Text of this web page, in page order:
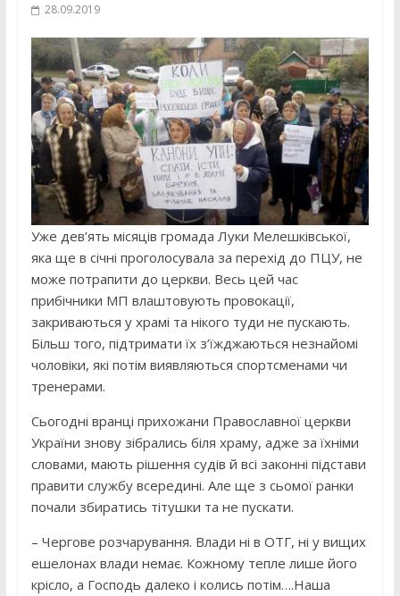
28.09.2019
Уже дев’ять місяців громада Луки Мелешківської,
яка ще в січні проголосувала за перехід до ПЦУ, не
може потрапити до церкви. Весь цей час
прибічники МП влаштовують провокації,
закриваються у храмі та нікого туди не пускають.
Більш того, підтримати їх з’їжджаються незнайомі
чоловіки, які потім виявляються спортсменами чи
тренерами.
Сьогодні вранці прихожани Православної церкви
України знову зібрались біля храму, адже за їхніми
словами, мають рішення судів й всі законні підстави
правити службу всередині. Але ще з сьомої ранки
почали збиратись тітушки та не пускати.
– Чергове розчарування. Влади ні в ОТГ, ні у вищих
ешелонах влади немає. Кожному тепле лише його
крісло, а Господь далеко і колись потім….Наша